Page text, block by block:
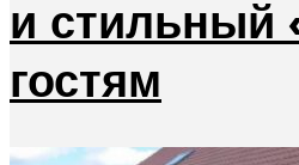
и стильный
гостям